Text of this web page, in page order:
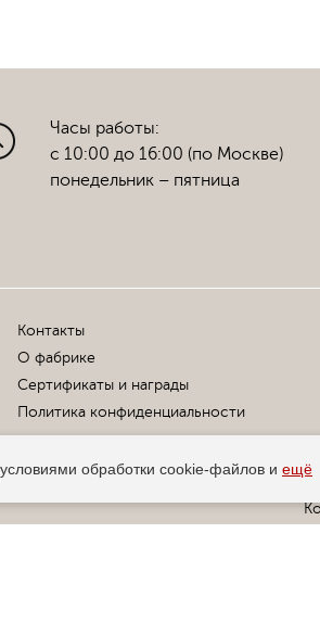
Часы работы:
с 10:00 до 16:00 (по Москве)
понедельник – пятница
Контакты
О фабрике
Сертификаты и награды
Политика конфиденциальности
обработки cookie-файлов и ещё